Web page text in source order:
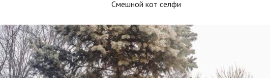
Смешной кот селфи